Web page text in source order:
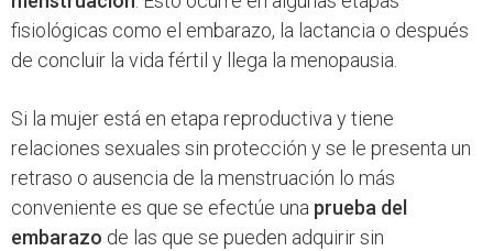
fisiológicas como el embarazo, la lactancia o después
de concluir la vida fértil y llega la menopausia.
Si la mujer está en etapa reproductiva y tiene
relaciones sexuales sin protección y se le presenta un
retraso o ausencia de la menstruación lo más
conveniente es que se efectúe una prueba del
embarazo de las que se pueden adquirir sin